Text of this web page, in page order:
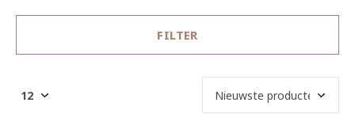
FILTER